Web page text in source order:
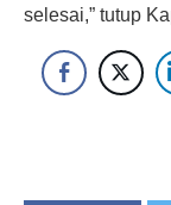
selesai,” tutup